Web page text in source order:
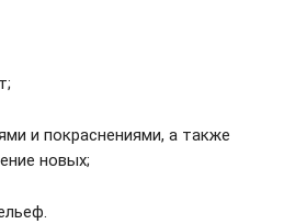
и покраснениями, а также
новых;